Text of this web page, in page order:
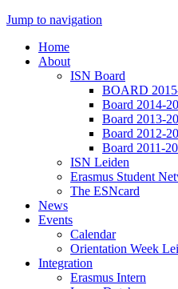
Jump to navigation
Home
About
ISN Board
BOARD
Board 2014-
Board 2013-
Board 2012-
Board 2011-
ISN Leiden
Erasmus Student
The ESNcard
News
Events
Calendar
Orientation Week
Integration
Erasmus Intern